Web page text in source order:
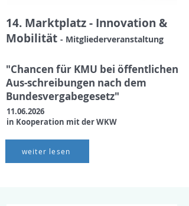
14. Marktplatz - Innovation &
Mobilität - Mitgliederveranstaltung
"Chancen für KMU bei öffentlichen
Aus-schreibungen nach dem
Bundesvergabegesetz"
11.06.2026
in Kooperation mit der WKW
weiter lesen